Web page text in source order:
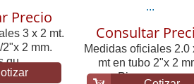
Precio
3 x 2 mt.
2 mm.
qu...
...
Consultar
Medidas oficiales 2.0
mt en tubo 2"x 2
Piezas que...